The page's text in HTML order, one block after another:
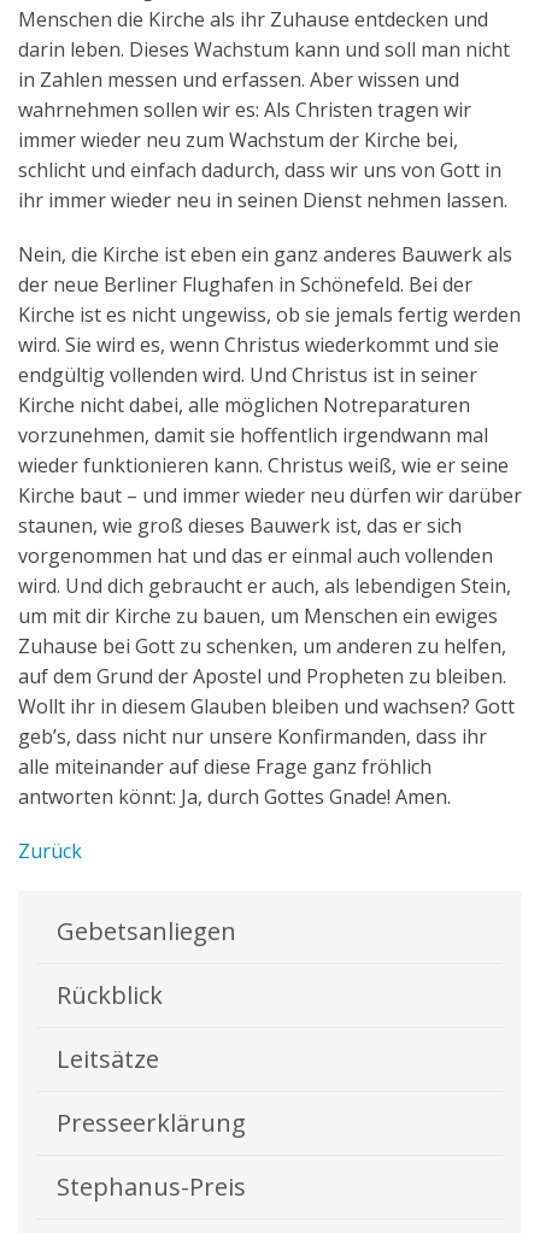
Menschen die Kirche als ihr Zuhause entdecken und
darin leben. Dieses Wachstum kann und soll man nicht
in Zahlen messen und erfassen. Aber wissen und
wahrnehmen sollen wir es: Als Christen tragen wir
immer wieder neu zum Wachstum der Kirche bei,
schlicht und einfach dadurch, dass wir uns von Gott in
ihr immer wieder neu in seinen Dienst nehmen lassen.
Nein, die Kirche ist eben ein ganz anderes Bauwerk als
der neue Berliner Flughafen in Schönefeld. Bei der
Kirche ist es nicht ungewiss, ob sie jemals fertig werden
wird. Sie wird es, wenn Christus wiederkommt und sie
endgültig vollenden wird. Und Christus ist in seiner
Kirche nicht dabei, alle möglichen Notreparaturen
vorzunehmen, damit sie hoffentlich irgendwann mal
wieder funktionieren kann. Christus weiß, wie er seine
Kirche baut – und immer wieder neu dürfen wir darüber
staunen, wie groß dieses Bauwerk ist, das er sich
vorgenommen hat und das er einmal auch vollenden
wird. Und dich gebraucht er auch, als lebendigen Stein,
um mit dir Kirche zu bauen, um Menschen ein ewiges
Zuhause bei Gott zu schenken, um anderen zu helfen,
auf dem Grund der Apostel und Propheten zu bleiben.
Wollt ihr in diesem Glauben bleiben und wachsen? Gott
geb’s, dass nicht nur unsere Konfirmanden, dass ihr
alle miteinander auf diese Frage ganz fröhlich
antworten könnt: Ja, durch Gottes Gnade! Amen.
Zurück
Gebetsanliegen
Rückblick
Leitsätze
Presseerklärung
Stephanus-Preis